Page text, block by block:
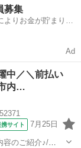
募集
りお金が貯まりや
Ad
中／＼前払い
内…
携サイト 7月25日